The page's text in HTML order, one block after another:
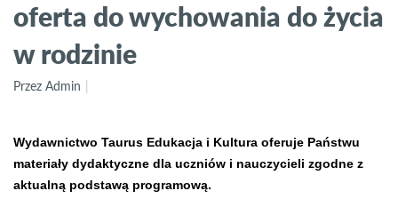
oferta do wychowania do życia
w rodzinie
Przez Admin
Wydawnictwo Taurus Edukacja i Kultura oferuje Państwu
materiały dydaktyczne dla uczniów i nauczycieli zgodne z
aktualną podstawą programową.